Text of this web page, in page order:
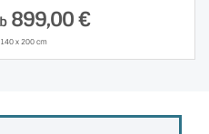
899,00 €
x 200 cm